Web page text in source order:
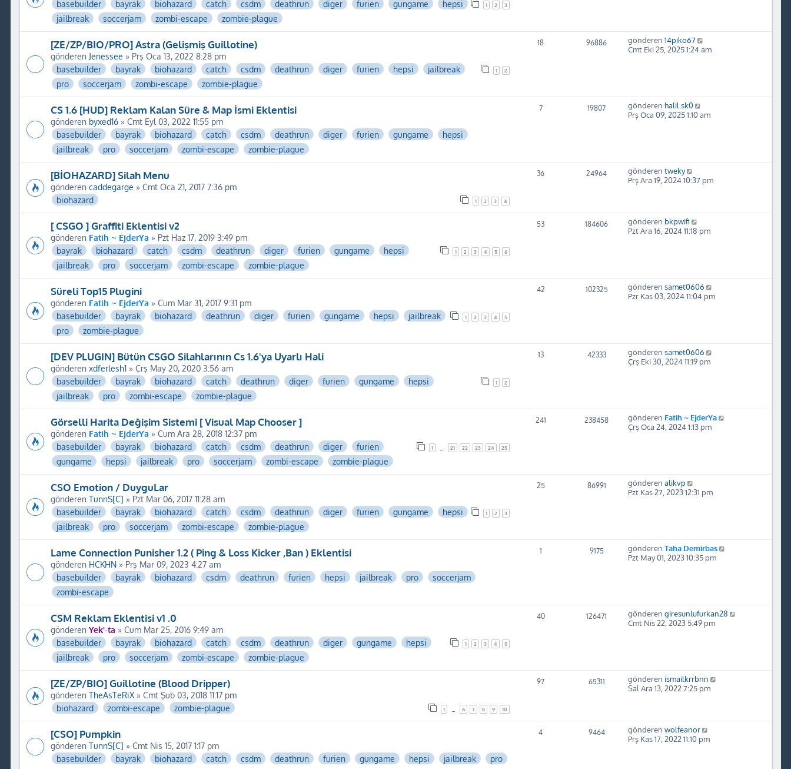
1 2 3
basebuilder bayrak biohazard catch csdm deathrun diger furien gungame
hepsi
jailbreak
soccerjam zombi-escape zombie-plague
[ZE/ZP/BIO/PRO] Astra (Gelişmiş Guillotine)
gönderen Jenessee » Prş Oca 13, 2022 8:28 pm
1 2
basebuilder bayrak biohazard catch csdm deathrun diger furien hepsi
jailbreak
pro
soccerjam zombi-escape zombie-plague
18 96886 gönderen 14piko67
Cmt Eki 25, 2025 1:24 am
CS 1.6 [HUD] Reklam Kalan Süre & Map İsmi Eklentisi
gönderen byxed16» Cmt Eyl 03, 2022 11:55 pm
basebuilder
bayrak biohazard catch csdm deathrun diger furien gungame
hepsi
jailbreak
pro soccerjam zombi-escape zombie-plague
7 19807 gönderen halil.sk0
Prş Oca 09, 2025 1:10 am
[BİOHAZARD] Silah Menu
gönderen caddegarge » Cmt Oca 21, 2017 7:36 pm
1 2 3 4
biohazard
36 24964 gönderen tweky
Prş Ara 19, 2024 10:37 pm
[ CSGO ] Graffiti Eklentisi v2
gönderen Fatih ~ EjderYa » Pzt Haz 17, 2019 3:49 pm
1 2 3 4 5 6
bayrak biohazard catch csdm deathrun diger furien gungame
hepsi
jailbreak
pro soccerjam zombi-escape zombie-plague
53 184606 gönderen bkpwifi
Pzt Ara 16, 2024 11:18 pm
Süreli Top15 Plugini
gönderen Fatih ~ EjderYa » Cum Mar 31, 2017 9:31 pm
1 2 3 4 5
basebuilder bayrak biohazard deathrun diger furien gungame hepsi
jailbreak
pro
zombie-plague
42 102325 gönderen samet0606
Pzr Kas 03, 2024 11:04 pm
[DEV PLUGIN] Bütün CSGO Silahlarının Cs 1.6'ya Uyarlı Hali
gönderen xdferlesh1» Çrş May 20, 2020 3:56 am
1 2
basebuilder bayrak biohazard catch deathrun diger furien gungame
hepsi
jailbreak
pro zombi-escape zombie-plague
13 42333 gönderen samet0606
Çrş Eki 30, 2024 11:19 pm
Görselli Harita Değişim Sistemi [ Visual Map Chooser ]
gönderen Fatih ~ EjderYa » Cum Ara 28, 2018 12:37 pm
1 21 22 23 24 25
basebuilder bayrak biohazard catch csdm deathrun diger
furien
gungame
hepsi jailbreak pro soccerjam zombi-escape zombie-plague
241 238458 gönderen Fatih ~ EjderYa
Çrş Oca 24, 2024 1:13 pm
CSO Emotion / DuyguLar
gönderen TunnS[C] » Pzt Mar 06, 2017 11:28 am
1 2 3
basebuilder bayrak biohazard catch csdm deathrun diger furien gungame
hepsi
jailbreak
pro soccerjam zombi-escape zombie-plague
25 86991 gönderen alikvp
Pzt Kas 27, 2023 12:31 pm
Lame Connection Punisher 1.2 ( Ping & Loss Kicker ,Ban ) Eklentisi
gönderen HCKHN» Prş Mar 09, 2023 4:27 am
basebuilder
bayrak biohazard csdm deathrun furien hepsi jailbreak pro
soccerjam
zombi-escape
1 9175 gönderen Taha Demirbaş
Pzt May 01, 2023 10:35 pm
CSM Reklam Eklentisi v1 .0
gönderen Yek'-ta » Cum Mar 25, 2016 9:49 am
1 2 3 4 5
basebuilder bayrak biohazard catch csdm deathrun diger gungame
hepsi
jailbreak
pro soccerjam zombi-escape zombie-plague
40 126471 gönderen giresunlufurkan28
Cmt Nis 22, 2023 5:49 pm
[ZE/ZP/BIO] Guillotine (Blood Dripper)
gönderen TheAsTeRiX» Cmt Şub 03, 2018 11:17 pm
1 6 7 8 9 10
biohazard zombi-escape zombie-plague
97 65311 gönderen ismailkrrbnn
Sal Ara 13, 2022 7:25 pm
[CSO] Pumpkin
gönderen TunnS[C] » Cmt Nis 15, 2017 1:17 pm
basebuilder
bayrak biohazard catch csdm deathrun furien gungame hepsi jailbreak pro
4 9464 gönderen wolfeanor
Prş Kas 17, 2022 11:10 pm